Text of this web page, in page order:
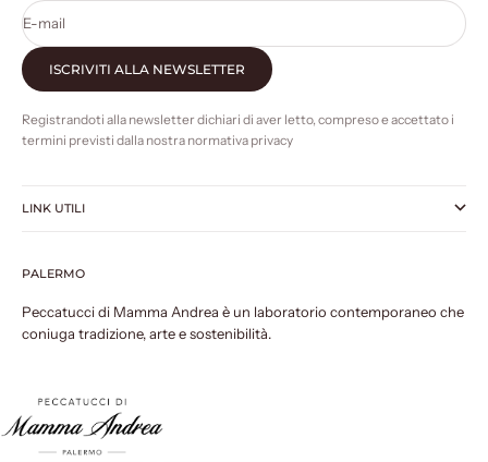
E-mail
ISCRIVITI ALLA NEWSLETTER
Registrandoti alla newsletter dichiari di aver letto, compreso e accettato i
termini previsti dalla nostra normativa privacy
LINK UTILI
PALERMO
Peccatucci di Mamma Andrea è un laboratorio contemporaneo che
coniuga tradizione, arte e sostenibilità.